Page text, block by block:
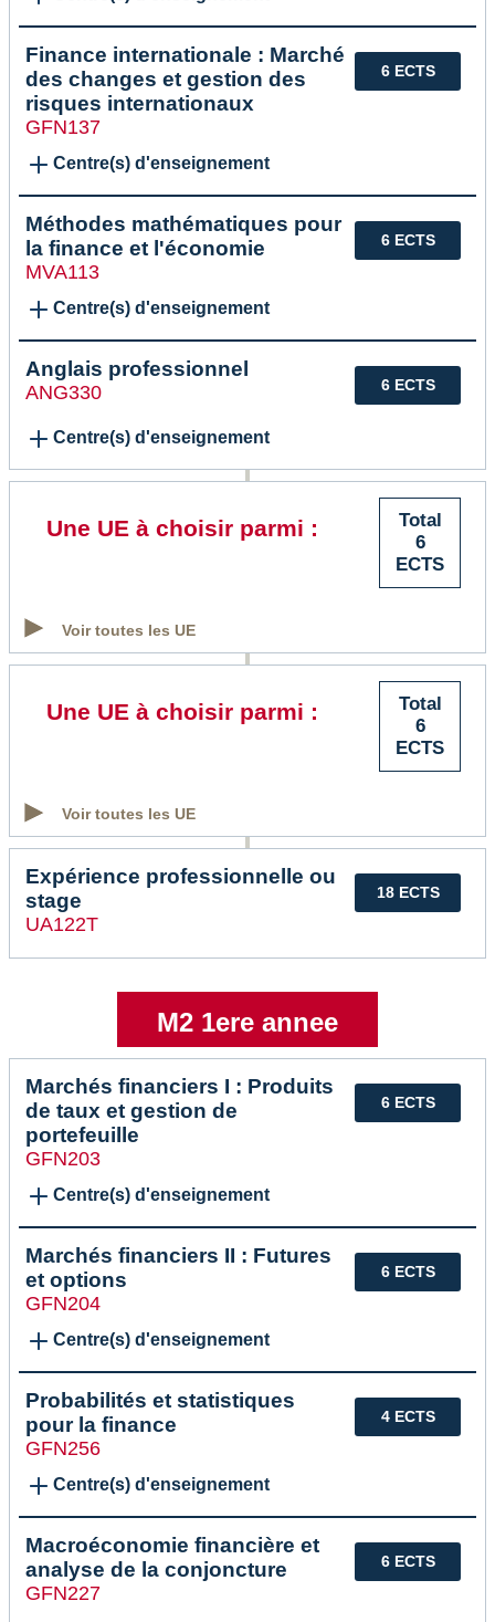
6 ECTS
Finance internationale : Marché
des changes et gestion des
risques internationaux
GFN137
Centre(s) d'enseignement
6 ECTS
Méthodes mathématiques pour
la finance et l'économie
MVA113
Centre(s) d'enseignement
6 ECTS
Anglais professionnel
ANG330
Centre(s) d'enseignement
Total
6
ECTS
Une UE à choisir parmi :
Voir toutes les UE
Total
6
ECTS
Une UE à choisir parmi :
Voir toutes les UE
18 ECTS
Expérience professionnelle ou
stage
UA122T
M2 1ere annee
6 ECTS
Marchés financiers I : Produits
de taux et gestion de
portefeuille
GFN203
Centre(s) d'enseignement
6 ECTS
Marchés financiers II : Futures
et options
GFN204
Centre(s) d'enseignement
4 ECTS
Probabilités et statistiques
pour la finance
GFN256
Centre(s) d'enseignement
6 ECTS
Macroéconomie financière et
analyse de la conjoncture
GFN227